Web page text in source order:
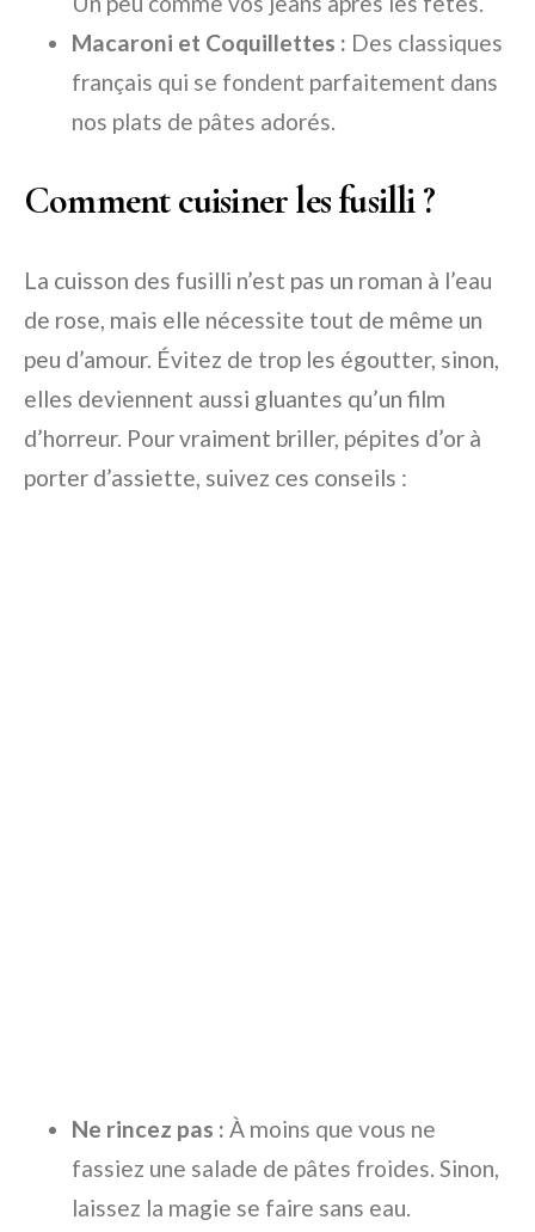
Macaroni et Coquillettes : Des classiques
français qui se fondent parfaitement dans
nos plats de pâtes adorés.
Comment cuisiner les fusilli ?
La cuisson des fusilli n’est pas un roman à l’eau
de rose, mais elle nécessite tout de même un
peu d’amour. Évitez de trop les égoutter, sinon,
elles deviennent aussi gluantes qu’un film
d’horreur. Pour vraiment briller, pépites d’or à
porter d’assiette, suivez ces conseils :
Ne rincez pas : À moins que vous ne
fassiez une salade de pâtes froides. Sinon,
laissez la magie se faire sans eau.